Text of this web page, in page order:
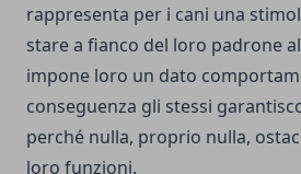
rappresenta per i cani una
stare a fianco del loro padrone
impone loro un dato
conseguenza gli stessi
perché nulla, proprio nulla,
loro funzioni.